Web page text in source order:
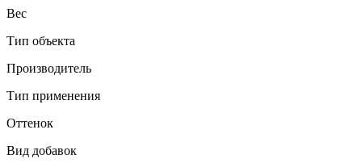
Вес
Тип объекта
Производитель
Тип применения
Оттенок
Вид добавок